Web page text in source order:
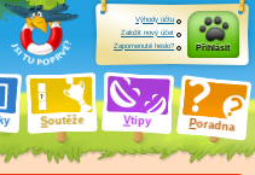
Soutěže Vtipy Poradna
Výhody účtu
Založit nový účet
Zapomenuté heslo?
Přihlásit